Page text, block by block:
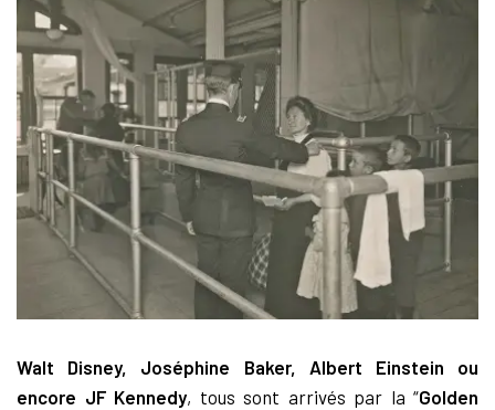
Walt Disney, Joséphine Baker, Albert Einstein ou
encore JF Kennedy, tous sont arrivés par la “Golden